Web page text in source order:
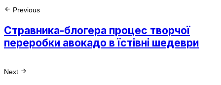
Previous
Стравника-блогера процес творчої
переробки авокадо в їстівні шедеври
Next